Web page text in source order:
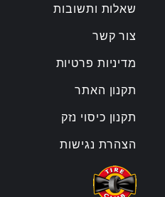
שאלות ותשובות
צור קשר
מדיניות פרטיות
תקנון האתר
תקנון כיסוי נזק
הצהרת נגישות